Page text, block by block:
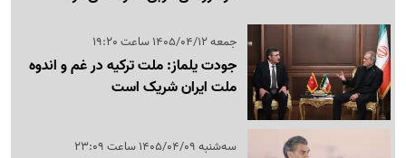
جمعه 1405/04/12 ساعت 19:20
جودت یلماز: ملت ترکیه در غم و اندوه
ملت ایران شریک است
سه‌شنبه 1405/04/09 ساعت 23:09